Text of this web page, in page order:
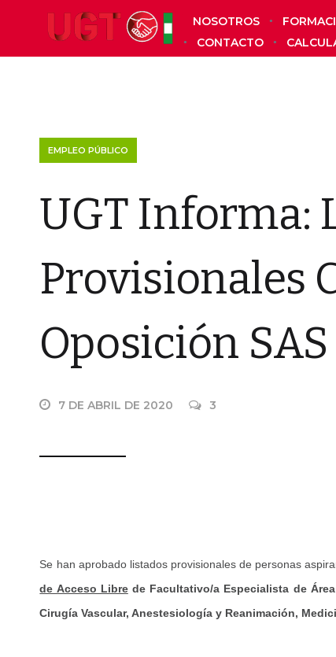
NOSOTROS
CONTACTO
EMPLEO PÚBLICO
UGT Informa:
Provisionales
Oposición SAS
7 DE ABRIL DE 2020 3
Se han aprobado listados provisionales de personas
de Acceso Librede Facultativo/a Especialista de
Cirugía Vascular, Anestesiología y Reanimación,